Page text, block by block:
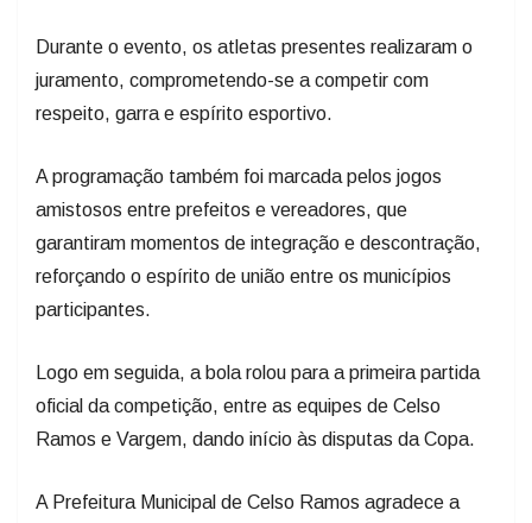
Durante o evento, os atletas presentes realizaram o
juramento, comprometendo-se a competir com
respeito, garra e espírito esportivo.
A programação também foi marcada pelos jogos
amistosos entre prefeitos e vereadores, que
garantiram momentos de integração e descontração,
reforçando o espírito de união entre os municípios
participantes.
Logo em seguida, a bola rolou para a primeira partida
oficial da competição, entre as equipes de Celso
Ramos e Vargem, dando início às disputas da Copa.
A Prefeitura Municipal de Celso Ramos agradece a